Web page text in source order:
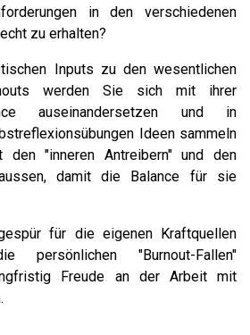
in den verschiedenen
zu erhalten?
Inputs zu den wesentlichen
werden Sie sich mit ihrer
auseinandersetzen und in
Ideen sammeln
"inneren Antreibern" und den
damit die Balance für sie
für die eigenen Kraftquellen
persönlichen "Burnout-Fallen"
Freude an der Arbeit mit